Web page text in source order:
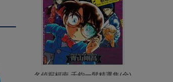
名偵探柯南 千鈞一髮精選集(全)